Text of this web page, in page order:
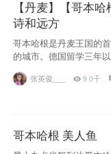
【丹麦】【哥本
诗和远方
哥本哈根是丹麦王国的
的城市。德国留学三年
张英俊___ 9.0千
哥本哈根 美人鱼